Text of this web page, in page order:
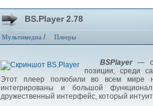
BS.Player 2.78
Мультимедиа / Плееры
BSPlayer—
позиции, среди
Этот плеер полюбили во всем мире
интегрированы и большой
дружественный интерфейс, который